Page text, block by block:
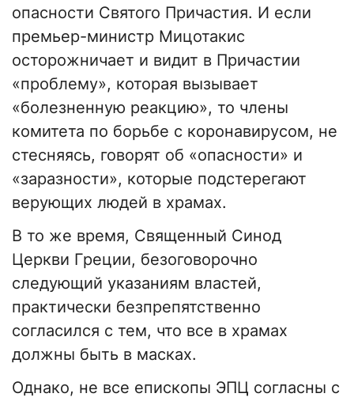
опасности Святого Причастия. И если
премьер-министр Мицотакис
осторожничает и видит в Причастии
«проблему», которая вызывает
«болезненную реакцию», то члены
комитета по борьбе с коронавирусом, не
стесняясь, говорят об «опасности» и
«заразности», которые подстерегают
верующих людей в храмах.
В то же время, Священный Синод
Церкви Греции, безоговорочно
следующий указаниям властей,
практически безпрепятственно
согласился с тем, что все в храмах
должны быть в масках.
Однако, не все епископы ЭПЦ согласны с